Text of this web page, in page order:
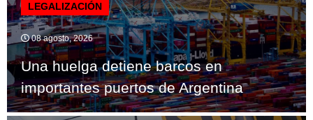
LEGALIZACIÓN
08 agosto, 2026
Una huelga detiene barcos en
importantes puertos de Argentina